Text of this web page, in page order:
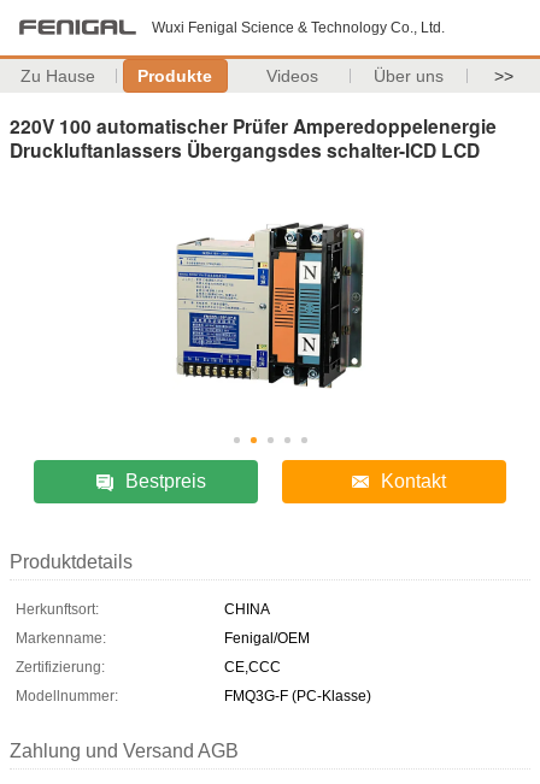
Wuxi Fenigal Science & Technology Co., Ltd.
Zu Hause Produkte Videos Über uns >>
220V 100 automatischer Prüfer Amperedoppelenergie
Druckluftanlassers Übergangsdes schalter-ICD LCD
Bestpreis Kontakt
Produktdetails
Herkunftsort:
CHINA
Markenname:
Fenigal/OEM
Zertifizierung:
CE,CCC
Modellnummer:
FMQ3G-F (PC-Klasse)
Zahlung und Versand AGB